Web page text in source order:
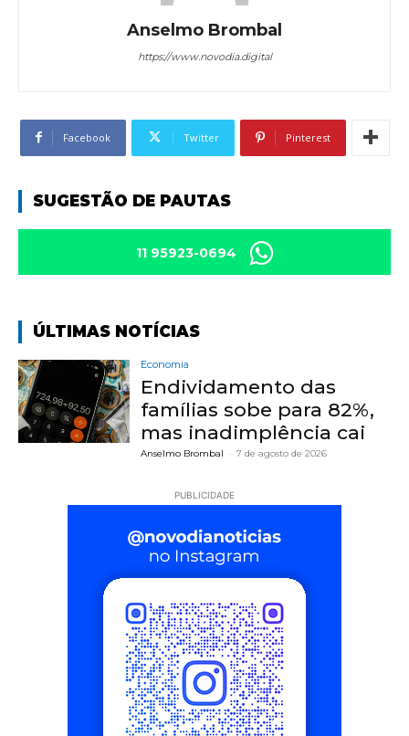
Anselmo Brombal
https://www.novodia.digital
Facebook Twitter Pinterest
SUGESTÃO DE PAUTAS
11 95923-0694
ÚLTIMAS NOTÍCIAS
Economia
Endividamento das
famílias sobe para 82%,
mas inadimplência cai
Anselmo Brombal - 7 de agosto de 2026
PUBLICIDADE